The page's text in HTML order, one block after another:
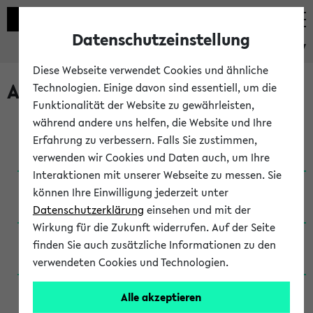
eKVV
Archivierte Studiengänge
Anglistik: British and American Studies / B.A.
(Einschreibung bis WiSe 16/17)
Anglistik: British and American Studies / B.A.
(Einschreibung bis SoSe 2015)
Anglistik: British and American Studies / B.A.
(Einschreibung bis SoSe 2013)
Anglistik: British and American Studies / Ba
(Einschreibung bis SoSe 2011)
Datenschutzeinstellung
Diese Webseite verwendet Cookies und ähnliche
Technologien. Einige davon sind essentiell, um die
Funktionalität der Website zu gewährleisten,
während andere uns helfen, die Website und Ihre
Erfahrung zu verbessern. Falls Sie zustimmen,
verwenden wir Cookies und Daten auch, um Ihre
Interaktionen mit unserer Webseite zu messen. Sie
können Ihre Einwilligung jederzeit unter
Datenschutzerklärung einsehen und mit der
Wirkung für die Zukunft widerrufen. Auf der Seite
finden Sie auch zusätzliche Informationen zu den
verwendeten Cookies und Technologien.
Alle akzeptieren